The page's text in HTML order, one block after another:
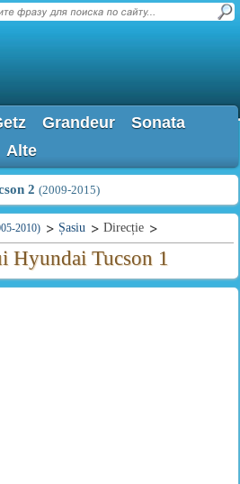
Grandeur
Sonata
Alte
2 (2009-2015)
2010) Șasiu Direcție
Hyundai Tucson 1